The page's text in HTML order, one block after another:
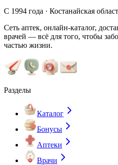
С 1994 года · Костанайская
Сеть аптек, онлайн-каталог,
врачей — всё для того, чтобы
частью жизни.
Разделы
Каталог
Бонусы
Аптеки
Врачи